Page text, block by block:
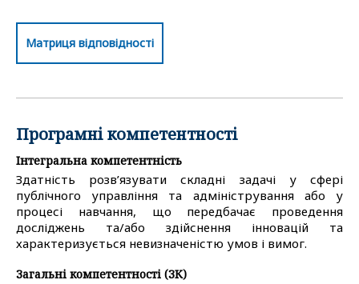
Матриця відповідності
Програмні компетентності
Інтегральна компетентність
Здатність розв’язувати складні задачі у сфері
публічного управління та адміністрування або у
процесі навчання, що передбачає проведення
досліджень та/або здійснення інновацій та
характеризується невизначеністю умов і вимог.
Загальні компетентності (ЗК)